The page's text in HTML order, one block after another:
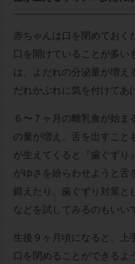
赤ちゃんは口を閉めておく
口を開けていることが多い
は、よだれの分泌量が増え
だれかぶれに気を付けてあ
６〜７ヶ月の離乳食が始
の量が増え、舌を出すこと
が生えてくると『歯ぐずり
がゆさを紛らわせようと舌
鍛えたり、歯ぐずり対策と
などを試してみるのもいい
生後９ヶ月頃になると、上
口を閉めることができるよ